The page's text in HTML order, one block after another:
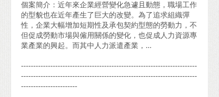
個案簡介：近年來企業經營變化急遽且動態，職場工作
的型貌也在近年產生了巨大的改變。為了追求組織彈
性，企業大幅增加短期性及承包契約型態的勞動力，不
但促成勞動市場與僱用關係的變化，也促成人力資源專
業產業的興起。而其中人力派遣產業，...
------------------------------------------------------------------------
------------------------------------------------------------------------
-----------------------